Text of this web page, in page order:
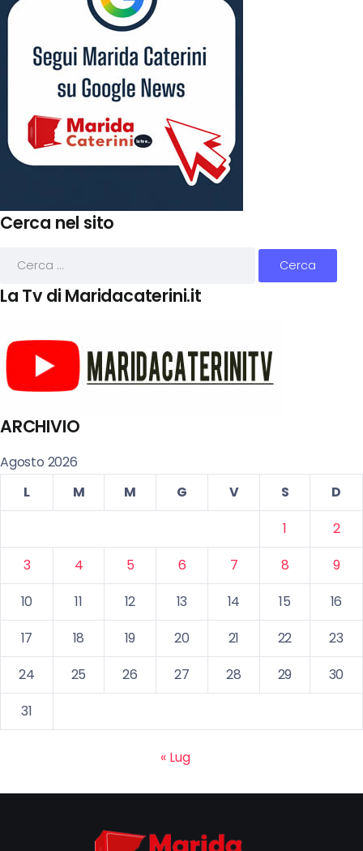
Cerca nel sito
La Tv di Maridacaterini.it
ARCHIVIO
Agosto 2026
L
M M G V S
D
1
2
3
4 5 6 7 8
9
10
11 12 13 14 15
16
17
18 19 20 21 22
23
24
25 26 27 28 29
30
31
« Lug